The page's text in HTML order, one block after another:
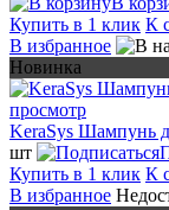
Купить в 1 клик К
В избранное
Новинка
просмотр
KeraSys Шампунь
шт
Купить в 1 клик К
В избранное